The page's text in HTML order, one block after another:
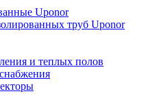
Uponor
труб Uponor
и теплых полов